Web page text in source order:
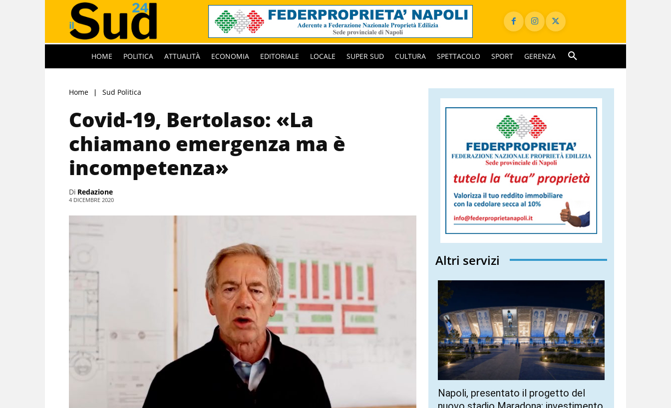
HOME POLITICA ATTUALITÀ ECONOMIA EDITORIALE LOCALE SUPER SUD CULTURA SPETTACOLO SPORT GERENZA
Home Sud Politica
Covid-19, Bertolaso: «La
chiamano emergenza ma è
incompetenza»
Di Redazione
4 DICEMBRE 2020
Altri servizi
Napoli, presentato il progetto del